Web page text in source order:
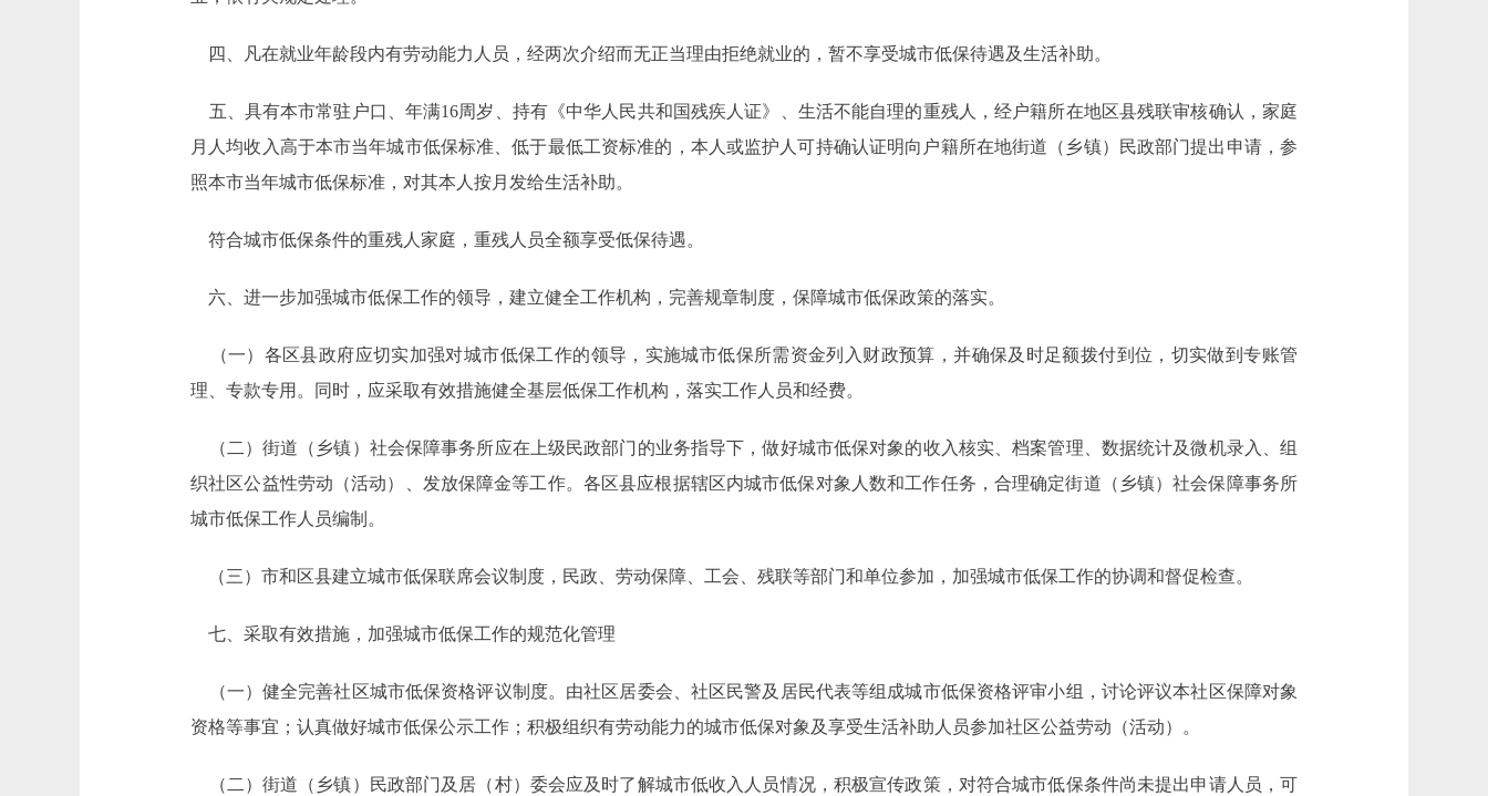
四、凡在就业年龄段内有劳动能力人员，经两次介绍而无正当理由拒绝就业的，暂不享受城市低保待遇及生活补助。
五、具有本市常驻户口、年满16周岁、持有《中华人民共和国残疾人证》、生活不能自理的重残人，经户籍所在地区县残联审核确认，家庭
月人均收入高于本市当年城市低保标准、低于最低工资标准的，本人或监护人可持确认证明向户籍所在地街道（乡镇）民政部门提出申请，参
照本市当年城市低保标准，对其本人按月发给生活补助。
符合城市低保条件的重残人家庭，重残人员全额享受低保待遇。
六、进一步加强城市低保工作的领导，建立健全工作机构，完善规章制度，保障城市低保政策的落实。
（一）各区县政府应切实加强对城市低保工作的领导，实施城市低保所需资金列入财政预算，并确保及时足额拨付到位，切实做到专账管
理、专款专用。同时，应采取有效措施健全基层低保工作机构，落实工作人员和经费。
（二）街道（乡镇）社会保障事务所应在上级民政部门的业务指导下，做好城市低保对象的收入核实、档案管理、数据统计及微机录入、组
织社区公益性劳动（活动）、发放保障金等工作。各区县应根据辖区内城市低保对象人数和工作任务，合理确定街道（乡镇）社会保障事务所
城市低保工作人员编制。
（三）市和区县建立城市低保联席会议制度，民政、劳动保障、工会、残联等部门和单位参加，加强城市低保工作的协调和督促检查。
七、采取有效措施，加强城市低保工作的规范化管理
（一）健全完善社区城市低保资格评议制度。由社区居委会、社区民警及居民代表等组成城市低保资格评审小组，讨论评议本社区保障对象
资格等事宜；认真做好城市低保公示工作；积极组织有劳动能力的城市低保对象及享受生活补助人员参加社区公益劳动（活动）。
（二）街道（乡镇）民政部门及居（村）委会应及时了解城市低收入人员情况，积极宣传政策，对符合城市低保条件尚未提出申请人员，可